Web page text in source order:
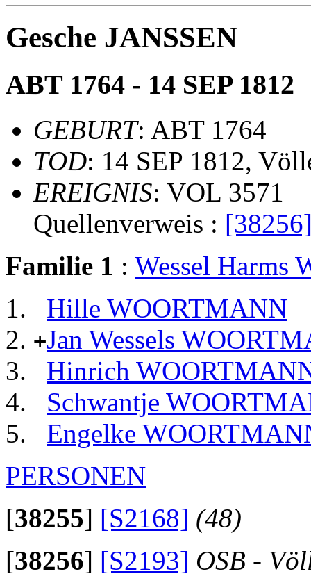
Gesche JANSSEN
ABT 1764 - 14 SEP 1812
GEBURT: ABT 1764
TOD: 14 SEP 1812,
EREIGNIS: VOL 3571
Quellenverweis :
Familie 1 : Wessel Harms
Hille WOORTMANN
+Jan Wessels
Hinrich
Schwantje
Engelke
PERSONEN
[38255] [S2168] (48)
[38256] [S2193] OSB -